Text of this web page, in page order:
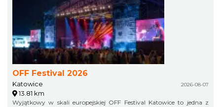
OFF Festival 2026
Katowice 2026-08-07
13.81 km
Wyjątkowy w skali europejskiej OFF Festival Katowice to jedna z